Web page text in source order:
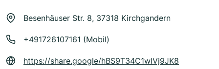
Besenhäuser Str. 8, 37318 Kirchgandern
+491726107161 (Mobil)
https://share.google/hBS9T34C1wIVj9JK8